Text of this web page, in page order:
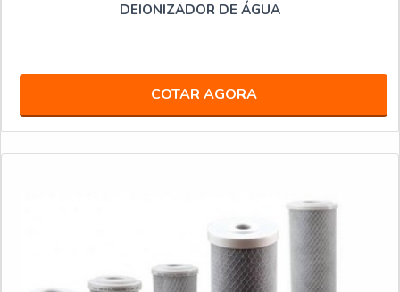
DEIONIZADOR DE ÁGUA
COTAR AGORA